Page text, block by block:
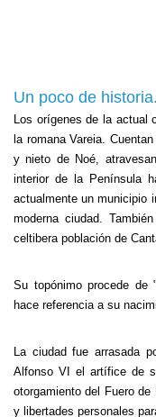
Un poco de
Los orígenes de la actual
la romana Vareia.
y nieto de Noé,
interior de
la Península
actualmente un municipio
moderna ciudad.
celtibera población de
Su topónimo procede
hace referencia a su
La ciudad fue arrasada
Alfonso VI el artífice de
otorgamiento del Fuero
y libertades personales